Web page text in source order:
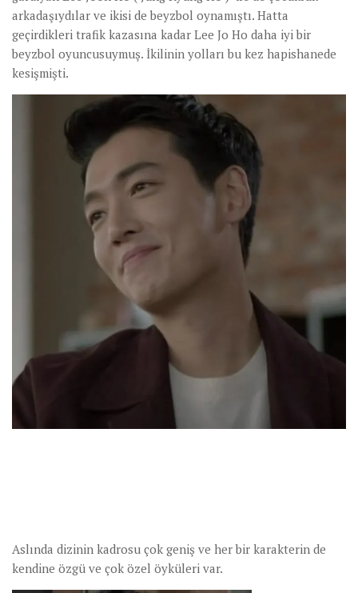
arkadaşıydılar ve ikisi de beyzbol oynamıştı. Hatta
geçirdikleri trafik kazasına kadar Lee Jo Ho daha iyi bir
beyzbol oyuncusuymuş. İkilinin yolları bu kez hapishanede
kesişmişti.
Aslında dizinin kadrosu çok geniş ve her bir karakterin de
kendine özgü ve çok özel öyküleri var.